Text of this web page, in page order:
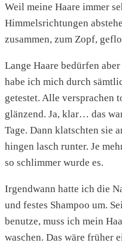
Weil meine Haare immer
Himmelsrichtungen
zusammen, zum Zopf,
Lange Haare bedürfen
habe ich mich durch
getestet. Alle versprachen
glänzend. Ja, klar… das
Tage. Dann klatschten sie
hingen lasch runter. Je
so schlimmer wurde es.
Irgendwann hatte ich die
und festes Shampoo um.
benutze, muss ich mein
waschen. Das wäre früher